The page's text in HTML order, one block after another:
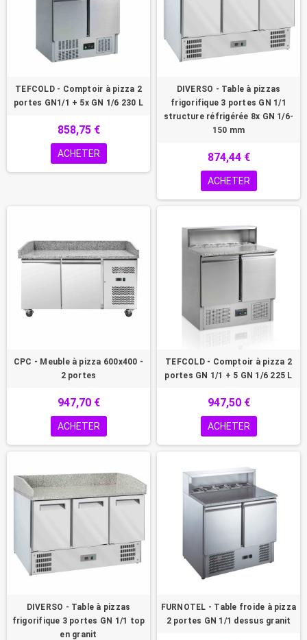
TEFCOLD - Comptoir à pizza 2
portes GN1/1 + 5x GN 1/6 230 L
858,75 €
ACHETER
DIVERSO - Table à pizzas
frigorifique 3 portes GN 1/1
structure réfrigérée 8x GN 1/6-
150 mm
874,44 €
ACHETER
CPC - Meuble à pizza 600x400 -
2 portes
947,70 €
ACHETER
TEFCOLD - Comptoir à pizza 2
portes GN 1/1 + 5 GN 1/6 225 L
947,50 €
ACHETER
DIVERSO - Table à pizzas
frigorifique 3 portes GN 1/1 top
en granit
FURNOTEL - Table froide à pizza
2 portes GN 1/1 dessus granit